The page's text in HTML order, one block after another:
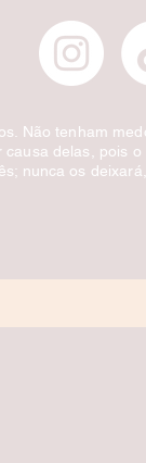
Não tenham
delas, pois o
nunca os